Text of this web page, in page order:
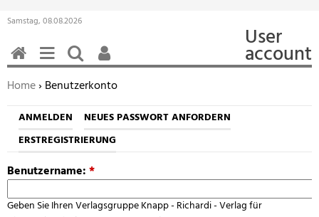
Samstag, 08.08.2026
User
account
Sie befinden sich hier:
Home› Benutzerkonto
ANMELDEN
NEUES PASSWORT ANFORDERN
ERSTREGISTRIERUNG
Benutzername:*
Geben Sie Ihren Verlagsgruppe Knapp - Richardi - Verlag für
HOMEMENÜSUCHEN
BENUTZERFUNKTIONEN